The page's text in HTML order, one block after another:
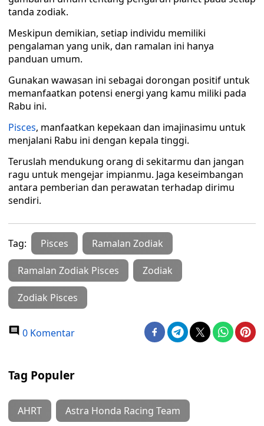
tanda zodiak.
Meskipun demikian, setiap individu memiliki
pengalaman yang unik, dan ramalan ini hanya
panduan umum.
Gunakan wawasan ini sebagai dorongan positif untuk
memanfaatkan potensi energi yang kamu miliki pada
Rabu ini.
Pisces, manfaatkan kepekaan dan imajinasimu untuk
menjalani Rabu ini dengan kepala tinggi.
Teruslah mendukung orang di sekitarmu dan jangan
ragu untuk mengejar impianmu. Jaga keseimbangan
antara pemberian dan perawatan terhadap dirimu
sendiri.
Tag: Pisces Ramalan Zodiak
Ramalan Zodiak Pisces Zodiak
Zodiak Pisces
0 Komentar
Tag Populer
AHRT Astra Honda Racing Team